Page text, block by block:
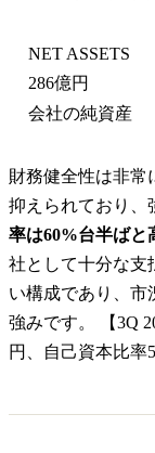
NET ASSETS
286億円
会社の純資産
財務健全性は非常
抑えられており、
率は60%台半ばと
社として十分な支
い構成であり、市
強みです。 【3Q
円、自己資本比率